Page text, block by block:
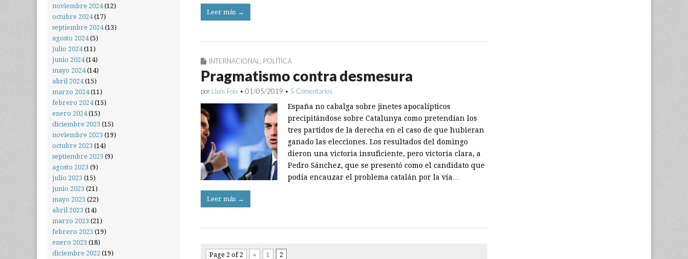
Leer más →
INTERNACIONAL, POLÍTICA
Pragmatismo contra desmesura
por Lluís Foix • 01/05/2019 • 5 Comentarios
España no cabalga sobre jinetes apocalípticos
precipitándose sobre Catalunya como pretendían los
tres partidos de la derecha en el caso de que hubieran
ganado las elecciones. Los resultados del domingo
dieron una victoria insuficiente, pero victoria clara, a
Pedro Sánchez, que se presentó como el candidato que
podía encauzar el problema catalán por la vía…
Leer más →
Page 2 of 2 « 1 2
noviembre 2024(12)
octubre 2024(17)
septiembre 2024(13)
agosto 2024(5)
julio 2024(11)
junio 2024(14)
mayo 2024(14)
abril 2024(15)
marzo 2024(11)
febrero 2024(15)
enero 2024(15)
diciembre 2023 (15)
noviembre 2023 (19)
octubre 2023 (14)
septiembre 2023 (9)
agosto 2023 (9)
julio 2023 (15)
junio 2023 (21)
mayo 2023 (22)
abril 2023 (14)
marzo 2023 (21)
febrero 2023 (19)
enero 2023 (18)
diciembre 2022 (19)